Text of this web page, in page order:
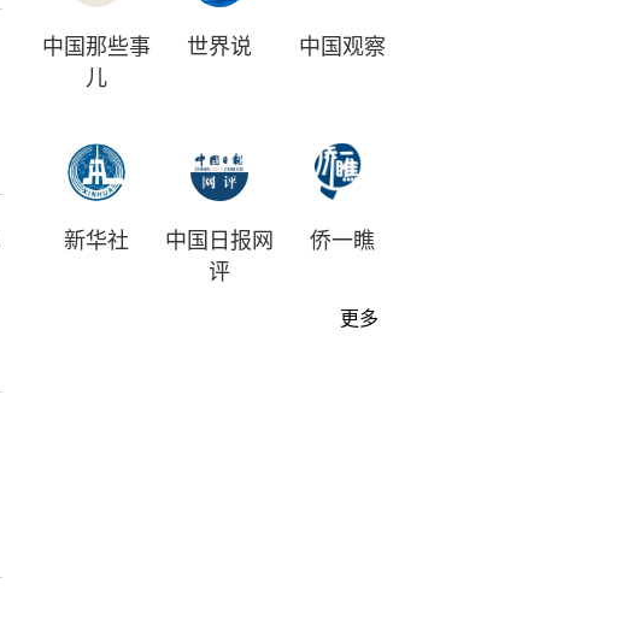
中国那些事
儿
世界说 中国观察
新华社
中国日报网
评
侨一瞧
更多